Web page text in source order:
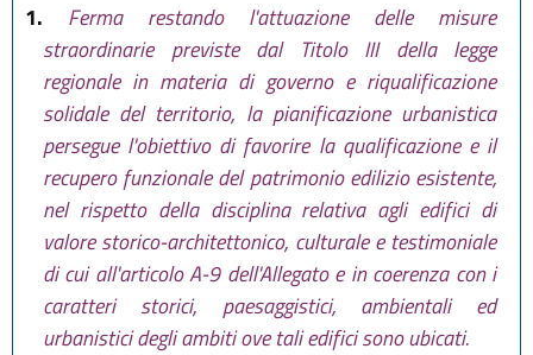
1.
Ferma restando l'attuazione delle misure
straordinarie previste dal Titolo III della legge
regionale in materia di governo e riqualificazione
solidale del territorio, la pianificazione urbanistica
persegue l'obiettivo di favorire la qualificazione e il
recupero funzionale del patrimonio edilizio esistente,
nel rispetto della disciplina relativa agli edifici di
valore storico-architettonico, culturale e testimoniale
di cui all'articolo A-9 dell'Allegato e in coerenza con i
caratteri storici, paesaggistici, ambientali ed
urbanistici degli ambiti ove tali edifici sono ubicati.